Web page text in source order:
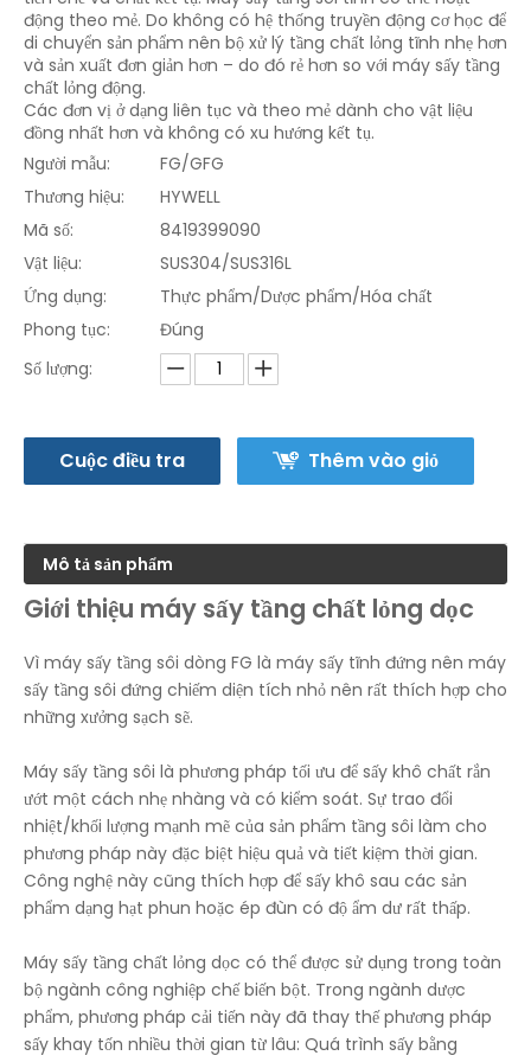
động theo mẻ. Do không có hệ thống truyền động cơ học để
di chuyển sản phẩm nên bộ xử lý tầng chất lỏng tĩnh nhẹ hơn
và sản xuất đơn giản hơn – do đó rẻ hơn so với máy sấy tầng
chất lỏng động.
Các đơn vị ở dạng liên tục và theo mẻ dành cho vật liệu
đồng nhất hơn và không có xu hướng kết tụ.
Người mẫu:
FG/GFG
Thương hiệu:
HYWELL
Mã số:
8419399090
Vật liệu:
SUS304/SUS316L
Ứng dụng:
Thực phẩm/Dược phẩm/Hóa chất
Phong tục:
Đúng
Số lượng:
Cuộc điều tra Thêm vào giỏ
Mô tả sản phẩm
Giới thiệu máy sấy tầng chất lỏng dọc
Vì máy sấy tầng sôi dòng FG là máy sấy tĩnh đứng nên máy
sấy tầng sôi đứng chiếm diện tích nhỏ nên rất thích hợp cho
những xưởng sạch sẽ.
Máy sấy tầng sôi là phương pháp tối ưu để sấy khô chất rắn
ướt một cách nhẹ nhàng và có kiểm soát. Sự trao đổi
nhiệt/khối lượng mạnh mẽ của sản phẩm tầng sôi làm cho
phương pháp này đặc biệt hiệu quả và tiết kiệm thời gian.
Công nghệ này cũng thích hợp để sấy khô sau các sản
phẩm dạng hạt phun hoặc ép đùn có độ ẩm dư rất thấp.
Máy sấy tầng chất lỏng dọc có thể được sử dụng trong toàn
bộ ngành công nghiệp chế biến bột. Trong ngành dược
phẩm, phương pháp cải tiến này đã thay thế phương pháp
sấy khay tốn nhiều thời gian từ lâu: Quá trình sấy bằng